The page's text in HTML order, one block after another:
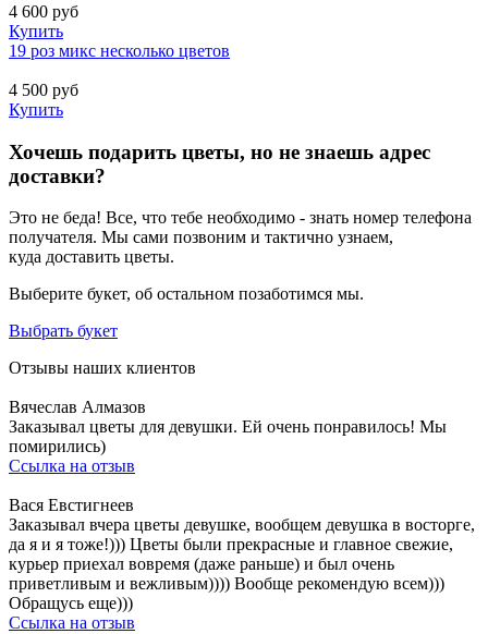
4 600 руб
Купить
19 роз микс несколько цветов
4 500 руб
Купить
Хочешь подарить цветы, но не знаешь адрес
доставки?
Это не беда! Все, что тебе необходимо - знать номер телефона
получателя. Мы сами позвоним и тактично узнаем,
куда доставить цветы.
Выберите букет, об остальном позаботимся мы.
Выбрать букет
Отзывы наших клиентов
Вячеслав Алмазов
Заказывал цветы для девушки. Ей очень понравилось! Мы
помирились)
Ссылка на отзыв
Вася Евстигнеев
Заказывал вчера цветы девушке, вообщем девушка в восторге,
да я и я тоже!))) Цветы были прекрасные и главное свежие,
курьер приехал вовремя (даже раньше) и был очень
приветливым и вежливым)))) Вообще рекомендую всем)))
Обращусь еще)))
Ссылка на отзыв